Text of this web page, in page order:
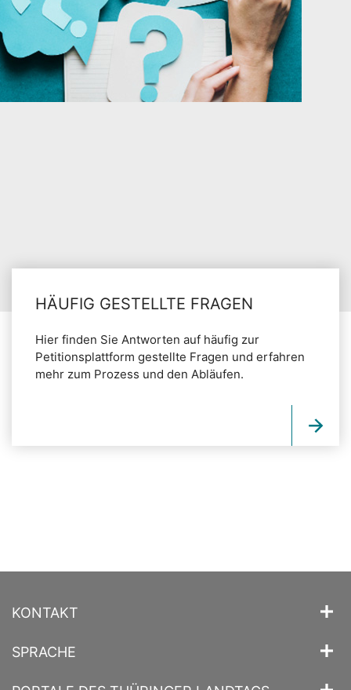
HÄUFIG GESTELLTE FRAGEN
Hier finden Sie Antworten auf häufig zur
Petitionsplattform gestellte Fragen und erfahren
mehr zum Prozess und den Abläufen.
KONTAKT
SPRACHE